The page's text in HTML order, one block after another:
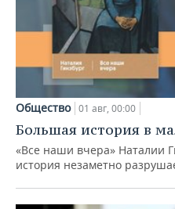
Общество 01 авг, 00:00
Большая история в
«Все наши вчера» Наталии
история незаметно